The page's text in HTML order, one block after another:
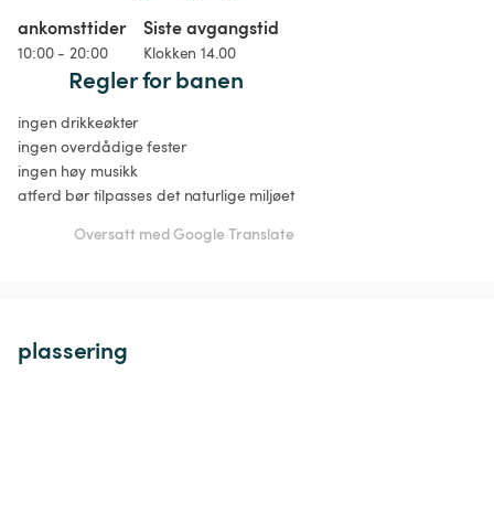
ankomsttider
10:00 - 20:00
Siste avgangstid
Klokken 14.00
Regler for banen
ingen drikkeøkter
ingen overdådige fester
ingen høy musikk
atferd bør tilpasses det naturlige miljøet
Oversatt med Google Translate
plassering